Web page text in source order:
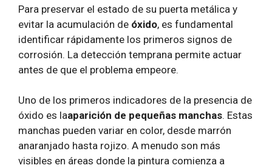
Para preservar el estado de su puerta metálica y
evitar la acumulación de óxido, es fundamental
identificar rápidamente los primeros signos de
corrosión. La detección temprana permite actuar
antes de que el problema empeore.
Uno de los primeros indicadores de la presencia de
óxido es laaparición de pequeñas manchas. Estas
manchas pueden variar en color, desde marrón
anaranjado hasta rojizo. A menudo son más
visibles en áreas donde la pintura comienza a